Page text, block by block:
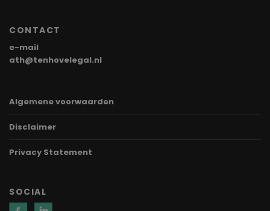
CONTACT
e-mail
ath@tenhovelegal.nl
Algemene voorwaarden
Disclaimer
Privacy Statement
SOCIAL